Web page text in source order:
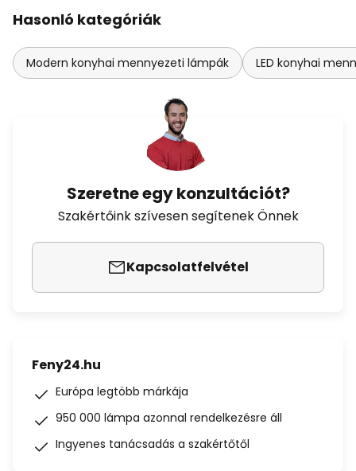
Hasonló kategóriák
Modern konyhai mennyezeti lámpák LED konyhai
Szeretne egy konzultációt?
Szakértőink szívesen segítenek Önnek
Kapcsolatfelvétel
Feny24.hu
Európa legtöbb márkája
950 000 lámpa azonnal rendelkezésre áll
Ingyenes tanácsadás a szakértőtől